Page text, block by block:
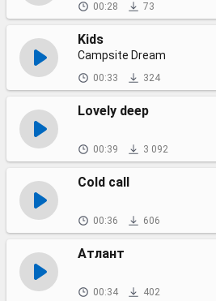
00:28 73
Kids
Campsite Dream
00:33 324
Lovely deep
00:39 3 092
Cold call
00:36 606
Атлант
00:34 402